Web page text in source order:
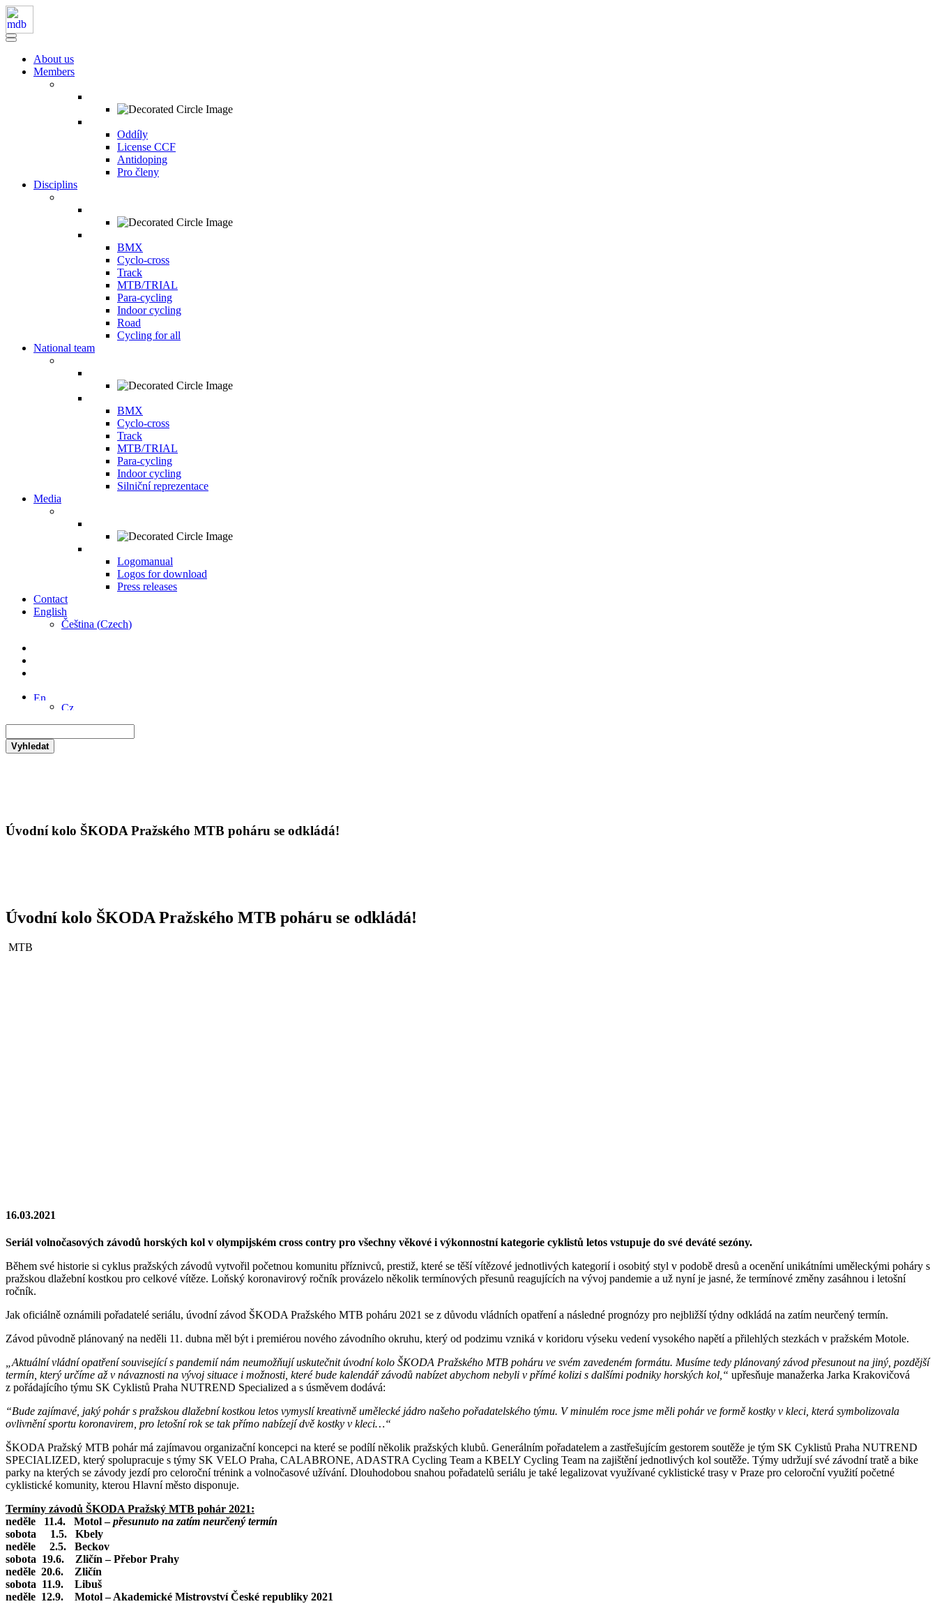
About us
Members
Oddíly
License CCF
Antidoping
Pro členy
Disciplins
BMX
Cyclo-cross
Track
MTB/TRIAL
Para-cycling
Indoor cycling
Road
Cycling for all
National team
BMX
Cyclo-cross
Track
MTB/TRIAL
Para-cycling
Indoor cycling
Silniční reprezentace
Media
Logomanual
Logos for download
Press releases
Contact
English
Čeština (Czech)
Vyhledat
Úvodní kolo ŠKODA Pražského MTB poháru se odkládá!
Úvodní kolo ŠKODA Pražského MTB poháru se odkládá!
MTB
16.03.2021
Seriál volnočasových závodů horských kol v olympijském cross contry pro všechny věkové i výkonnostní kategorie cyklistů letos vstupuje do své deváté sezóny.
Během své historie si cyklus pražských závodů vytvořil početnou komunitu příznivců, prestiž, které se těší vítězové jednotlivých kategorií i osobitý styl v podobě dresů a ocenění unikátními uměleckými poháry s
pražskou dlažební kostkou pro celkové vítěze. Loňský koronavirový ročník provázelo několik termínových přesunů reagujících na vývoj pandemie a už nyní je jasné, že termínové změny zasáhnou i letošní
ročník.
Jak oficiálně oznámili pořadatelé seriálu, úvodní závod ŠKODA Pražského MTB poháru 2021 se z důvodu vládních opatření a následné prognózy pro nejbližší týdny odkládá na zatím neurčený termín.
Závod původně plánovaný na neděli 11. dubna měl být i premiérou nového závodního okruhu, který od podzimu vzniká v koridoru výseku vedení vysokého napětí a přilehlých stezkách v pražském Motole.
„Aktuální vládní opatření související s pandemií nám neumožňují uskutečnit úvodní kolo ŠKODA Pražského MTB poháru ve svém zavedeném formátu. Musíme tedy plánovaný závod přesunout na jiný, pozdější
termín, který určíme až v návaznosti na vývoj situace i možnosti, které bude kalendář závodů nabízet abychom nebyli v přímé kolizi s dalšími podniky horských kol,“ upřesňuje manažerka Jarka Krakovičová
z pořádajícího týmu SK Cyklistů Praha NUTREND Specialized a s úsměvem dodává:
“Bude zajímavé, jaký pohár s pražskou dlažební kostkou letos vymyslí kreativně umělecké jádro našeho pořadatelského týmu. V minulém roce jsme měli pohár ve formě kostky v kleci, která symbolizovala
ovlivnění sportu koronavirem, pro letošní rok se tak přímo nabízejí dvě kostky v kleci…“
ŠKODA Pražský MTB pohár má zajímavou organizační koncepci na které se podílí několik pražských klubů. Generálním pořadatelem a zastřešujícím gestorem soutěže je tým SK Cyklistů Praha NUTREND
SPECIALIZED, který spolupracuje s týmy SK VELO Praha, CALABRONE, ADASTRA Cycling Team a KBELY Cycling Team na zajištění jednotlivých kol soutěže. Týmy udržují své závodní tratě a bike
parky na kterých se závody jezdí pro celoroční trénink a volnočasové užívání. Dlouhodobou snahou pořadatelů seriálu je také legalizovat využívané cyklistické trasy v Praze pro celoroční využití početné
cyklistické komunity, kterou Hlavní město disponuje.
Termíny závodů ŠKODA Pražský MTB pohár 2021:
neděle 11.4. Motol –přesunuto na zatím neurčený termín
sobota 1.5. Kbely
neděle 2.5. Beckov
sobota 19.6. Zličín – Přebor Prahy
neděle 20.6. Zličín
sobota 11.9. Libuš
neděle 12.9. Motol – Akademické Mistrovství České republiky 2021